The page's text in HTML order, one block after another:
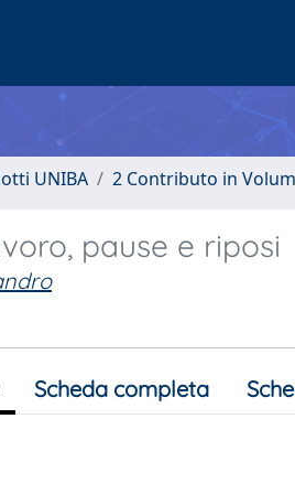
UNIBA 2 Contributo in
pause e riposi
Scheda completa